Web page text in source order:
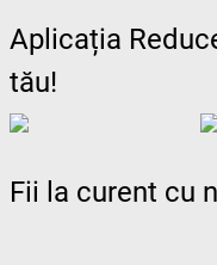
Aplicația
tău!
Fii la curent cu